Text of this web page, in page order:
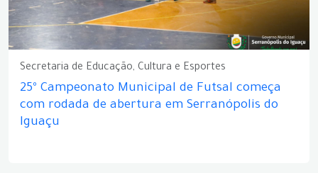
Secretaria de Educação, Cultura e Esportes
25º Campeonato Municipal de Futsal começa
com rodada de abertura em Serranópolis do
Iguaçu